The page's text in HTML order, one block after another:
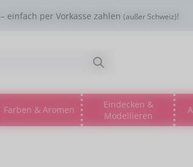
– einfach per Vorkasse zahlen (außer Schweiz)!
Esspapier
Farben & Aromen
Eindecken &
Modellieren